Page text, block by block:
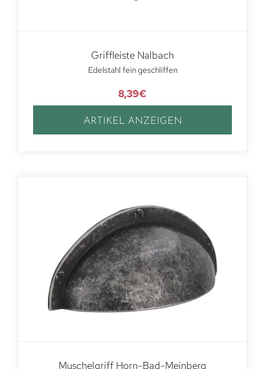
Griffleiste Nalbach
Edelstahl fein geschliffen
8,39€
ARTIKEL ANZEIGEN
Muschelgriff Horn-Bad-Meinberg